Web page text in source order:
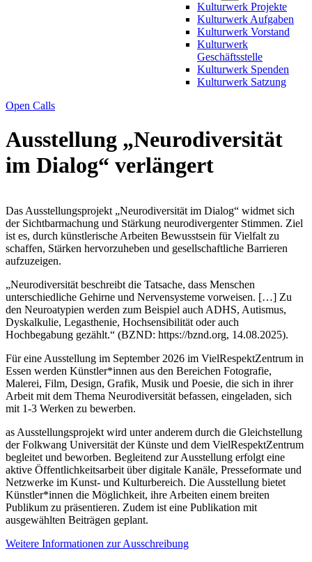
Kulturwerk Projekte
Kulturwerk Aufgaben
Kulturwerk Vorstand
Kulturwerk
Geschäftsstelle
Kulturwerk Spenden
Kulturwerk Satzung
Open Calls
Ausstellung „Neurodiversität
im Dialog“ verlängert
Das Ausstellungsprojekt „Neurodiversität im Dialog“ widmet sich
der Sichtbarmachung und Stärkung neurodivergenter Stimmen. Ziel
ist es, durch künstlerische Arbeiten Bewusstsein für Vielfalt zu
schaffen, Stärken hervorzuheben und gesellschaftliche Barrieren
aufzuzeigen.
„Neurodiversität beschreibt die Tatsache, dass Menschen
unterschiedliche Gehirne und Nervensysteme vorweisen. […] Zu
den Neuroatypien werden zum Beispiel auch ADHS, Autismus,
Dyskalkulie, Legasthenie, Hochsensibilität oder auch
Hochbegabung gezählt.“ (BZND: https://bznd.org, 14.08.2025).
Für eine Ausstellung im September 2026 im VielRespektZentrum in
Essen werden Künstler*innen aus den Bereichen Fotografie,
Malerei, Film, Design, Grafik, Musik und Poesie, die sich in ihrer
Arbeit mit dem Thema Neurodiversität befassen, eingeladen, sich
mit 1-3 Werken zu bewerben.
as Ausstellungsprojekt wird unter anderem durch die Gleichstellung
der Folkwang Universität der Künste und dem VielRespektZentrum
begleitet und beworben. Begleitend zur Ausstellung erfolgt eine
aktive Öffentlichkeitsarbeit über digitale Kanäle, Presseformate und
Netzwerke im Kunst- und Kulturbereich. Die Ausstellung bietet
Künstler*innen die Möglichkeit, ihre Arbeiten einem breiten
Publikum zu präsentieren. Zudem ist eine Publikation mit
ausgewählten Beiträgen geplant.
Weitere Informationen zur Ausschreibung